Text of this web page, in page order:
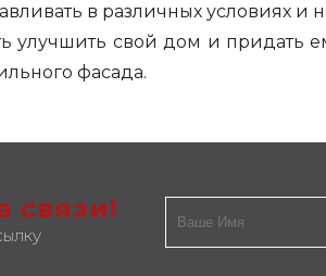
в различных условиях и
улучшить свой дом и придать
фасада.
связи!